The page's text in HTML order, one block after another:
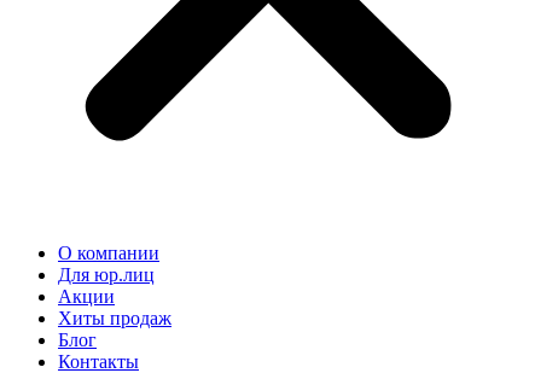
О компании
Для юр.лиц
Акции
Хиты продаж
Блог
Контакты